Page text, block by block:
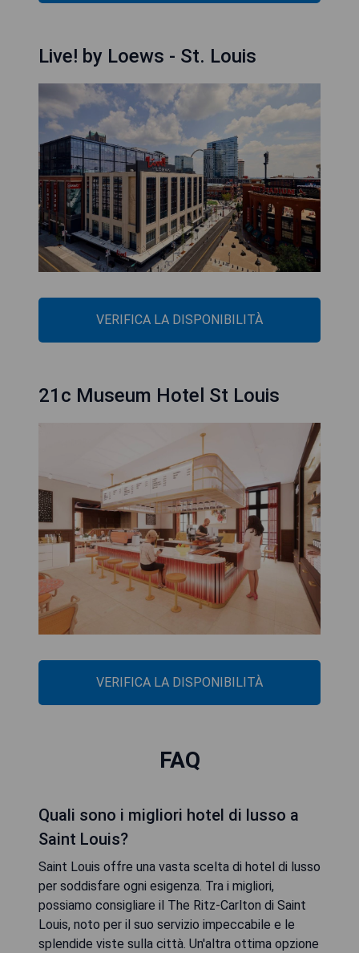
Live! by Loews - St. Louis
VERIFICA LA DISPONIBILITÀ
21c Museum Hotel St Louis
VERIFICA LA DISPONIBILITÀ
FAQ
Quali sono i migliori hotel di lusso a
Saint Louis?
Saint Louis offre una vasta scelta di hotel di lusso
per soddisfare ogni esigenza. Tra i migliori,
possiamo consigliare il The Ritz-Carlton di Saint
Louis, noto per il suo servizio impeccabile e le
splendide viste sulla città. Un'altra ottima opzione